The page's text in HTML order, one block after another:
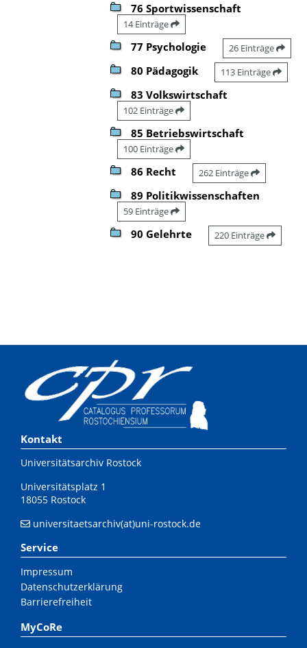
76 Sportwissenschaft
14 Einträge
77 Psychologie 26 Einträge
80 Pädagogik 113 Einträge
83 Volkswirtschaft
102 Einträge
85 Betriebswirtschaft
100 Einträge
86 Recht 262 Einträge
89 Politikwissenschaften
59 Einträge
90 Gelehrte 220 Einträge
Kontakt
Universitätsarchiv Rostock
Universitätsplatz 1
18055 Rostock
universitaetsarchiv(at)uni-rostock.de
Service
Impressum
Datenschutzerklärung
Barrierefreiheit
MyCoRe